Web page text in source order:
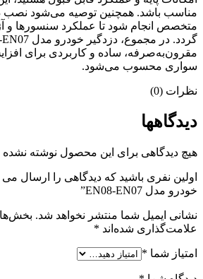
مناسب باشد. همچنین توصیه می‌شود نصب
متخصص انجام شود تا عملکرد سنسورها و
مقرون‌به‌صرفه، ساده و کاربردی برای
سواری محسوب می‌شود.
نظرات (0)
دیدگاهها
هیچ دیدگاهی برای این محصول نوشته
اولین نفری باشید که دیدگاهی را ارسال می
خودرو مدل EN08-EN07”
نشانی ایمیل شما منتشر نخواهد شد.
علامت‌گذاری شده‌اند *
امتیاز شما *